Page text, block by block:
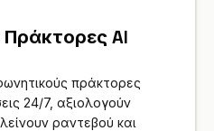
AI
πράκτορες
24/7, αξιολογούν
ραντεβού και